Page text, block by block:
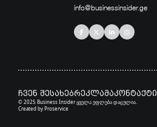
info@businessinsider.ge
ჩვენ შესახებრეკლამაკონტაქტი
© 2025 Business Insider ყველა უფლება დაცულია.
Created byProservice